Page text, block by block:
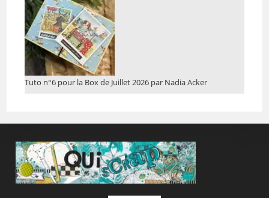
Tuto n°6 pour la Box de Juillet 2026 par Nadia Acker